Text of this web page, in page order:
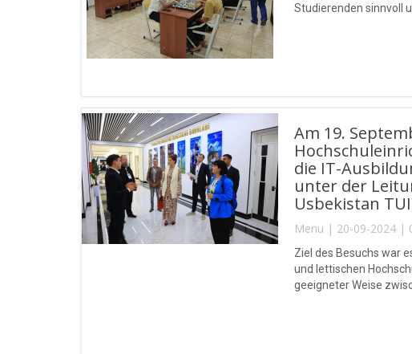
Studierenden sinnvoll
Am 19.
die IT-
unter der
Usbekistan
Menu | 20-09-2024 |
Ziel des Besuchs war
und lettischen
geeigneter Weise